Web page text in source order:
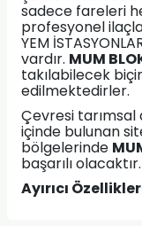
sadece fareleri
profesyonel
YEM
vardır. MUM
takılabilecek
edilmektedirler.
Çevresi tarımsal
içinde bulunan
bölgelerinde
başarılı olacaktır.
Ayırıcı